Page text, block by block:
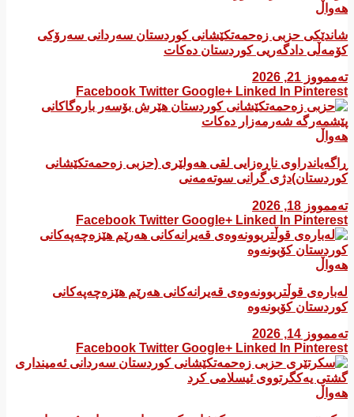
هەواڵ
شاندێکی حزبی زەحمەتکێشانی کوردستان سەردانی سەرۆکی
کۆمەڵی دادگەریی کوردستان دەکات
تەممووز 21, 2026
Facebook Twitter Google+ Linked In Pinterest
هەواڵ
ڕاگەیاندراوی ناڕەزایی لقی هەولێری (حزبی زەحمەتکێشانی
کوردستان)دژی گرانی سوتەمەنی
تەممووز 18, 2026
Facebook Twitter Google+ Linked In Pinterest
هەواڵ
لەبارەی قوڵتربوونەوەی قەیرانەكانی هەرێم هێزەچەپەكانی
كوردستان كۆبونەوە
تەممووز 14, 2026
Facebook Twitter Google+ Linked In Pinterest
هەواڵ